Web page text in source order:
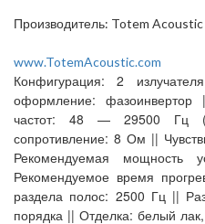
Производитель: Totem
www.TotemAcoustic.com
Конфигурация: 2
оформление: фазоинвертор
частот: 48 — 29500 Гц
сопротивление: 8 Ом ||
Рекомендуемая
Рекомендуемое время
раздела полос: 2500 Гц ||
порядка || Отделка: белый